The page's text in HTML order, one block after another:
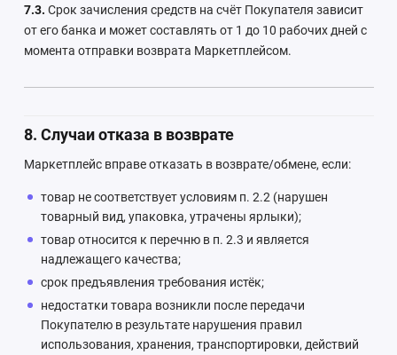
7.3. Срок зачисления средств на счёт Покупателя зависит
от его банка и может составлять от 1 до 10 рабочих дней с
момента отправки возврата Маркетплейсом.
8. Случаи отказа в возврате
Маркетплейс вправе отказать в возврате/обмене, если:
товар не соответствует условиям п. 2.2 (нарушен
товарный вид, упаковка, утрачены ярлыки);
товар относится к перечню в п. 2.3 и является
надлежащего качества;
срок предъявления требования истёк;
недостатки товара возникли после передачи
Покупателю в результате нарушения правил
использования, хранения, транспортировки, действий